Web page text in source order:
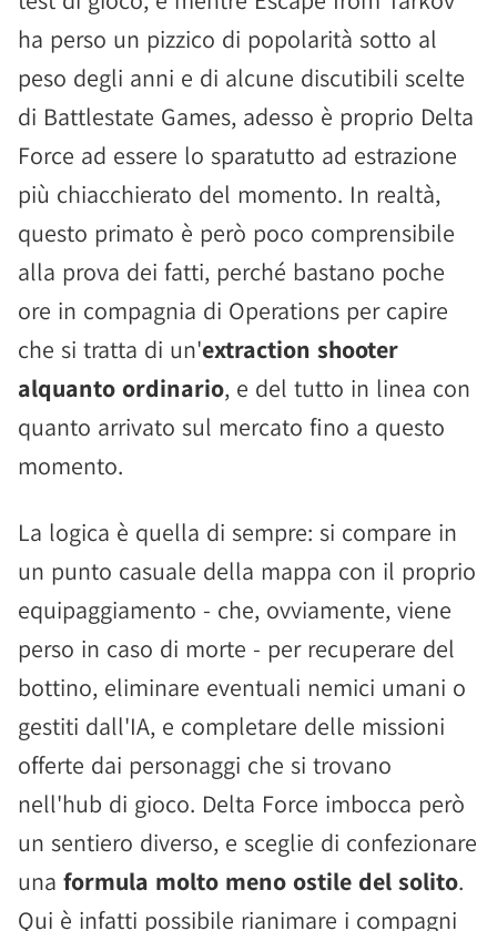
ha perso un pizzico di popolarità sotto al
peso degli anni e di alcune discutibili scelte
di Battlestate Games, adesso è proprio Delta
Force ad essere lo sparatutto ad estrazione
più chiacchierato del momento. In realtà,
questo primato è però poco comprensibile
alla prova dei fatti, perché bastano poche
ore in compagnia di Operations per capire
che si tratta di un'extraction shooter
alquanto ordinario, e del tutto in linea con
quanto arrivato sul mercato fino a questo
momento.
La logica è quella di sempre: si compare in
un punto casuale della mappa con il proprio
equipaggiamento - che, ovviamente, viene
perso in caso di morte - per recuperare del
bottino, eliminare eventuali nemici umani o
gestiti dall'IA, e completare delle missioni
offerte dai personaggi che si trovano
nell'hub di gioco. Delta Force imbocca però
un sentiero diverso, e sceglie di confezionare
una formula molto meno ostile del solito.
Qui è infatti possibile rianimare i compagni